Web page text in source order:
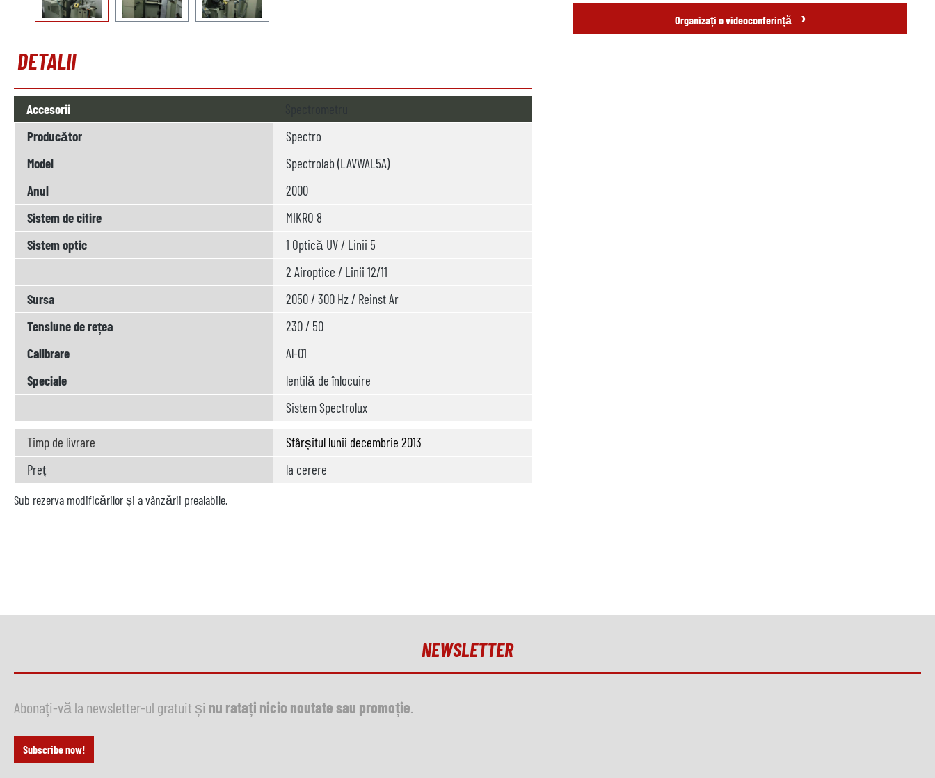
DETALII
Accesorii
Producător
Spectro
Model
Spectrolab (LAVWAL5A)
Anul
2000
Sistem de citire
MIKRO 8
Sistem optic
1 Optică UV / Linii 5
2 Airoptice / Linii 12/11
Sursa
2050 / 300 Hz / Reinst Ar
Tensiune de rețea
230 / 50
Calibrare
Al-01
Speciale
lentilă de înlocuire
Sistem Spectrolux
Timp de livrare
Sfârșitul lunii decembrie 2013
Preț
la cerere
Sub rezerva modificărilor și a vânzării prealabile.
Organizați o videoconferință ›
NEWSLETTER
Abonați-vă la newsletter-ul gratuit și nu ratați nicio noutate sau promoție
Subscribe now!